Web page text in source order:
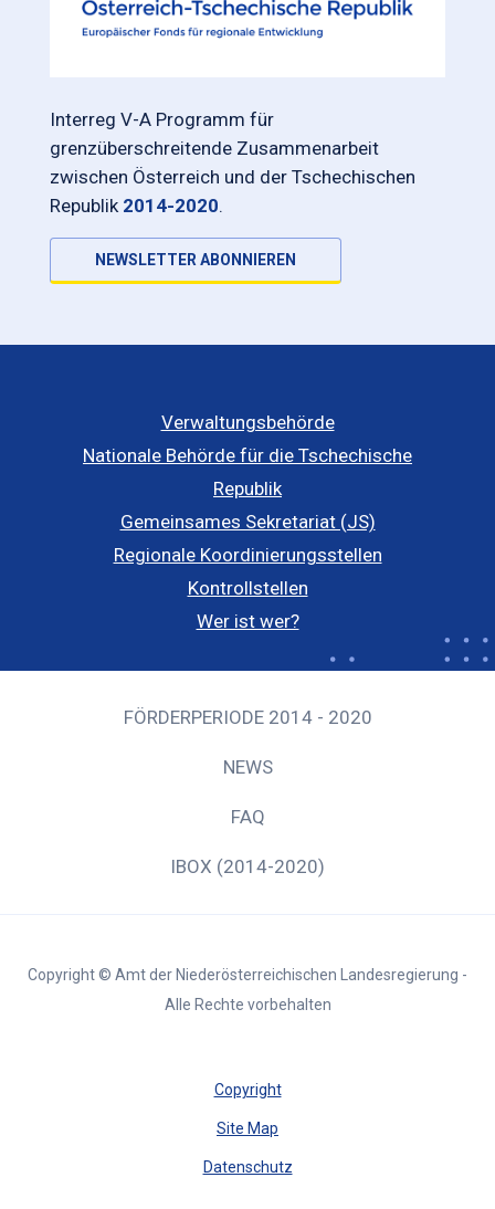
Interreg V-A Programm für
grenzüberschreitende Zusammenarbeit
zwischen Österreich und der Tschechischen
Republik 2014-2020.
NEWSLETTER ABONNIEREN
Verwaltungsbehörde
Nationale Behörde für die Tschechische
Republik
Gemeinsames Sekretariat (JS)
Regionale Koordinierungsstellen
Kontrollstellen
Wer ist wer?
FÖRDERPERIODE 2014 - 2020
NEWS
FAQ
IBOX (2014-2020)
Copyright © Amt der Niederösterreichischen Landesregierung -
Alle Rechte vorbehalten
Copyright
Site Map
Datenschutz